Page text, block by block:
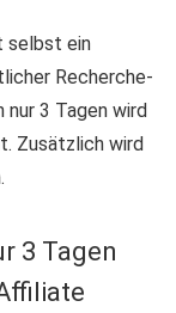
selbst ein
Recherche-
nur 3 Tagen wird
Zusätzlich wird
3 Tagen